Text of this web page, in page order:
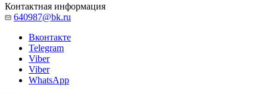
Контактная информация
640987@bk.ru
Вконтакте
Telegram
Viber
Viber
WhatsApp